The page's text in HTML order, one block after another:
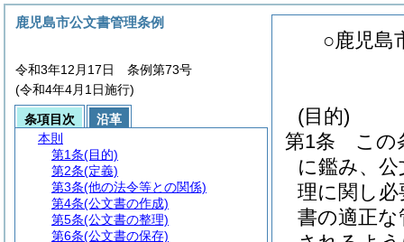
○鹿児島
(目的)
第1条
この
に鑑み、
理に関し
書の適正
鹿児島市公文書管理条例
令和3年12月17日 条例第73号
(令和4年4月1日施行)
条項目次
沿革
本則
第1条(目的)
第2条(定義)
第3条(他の法令等との関係)
第4条(公文書の作成)
第5条(公文書の整理)
第6条(公文書の保存)